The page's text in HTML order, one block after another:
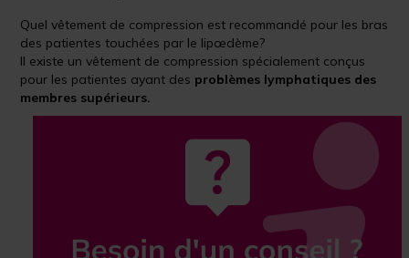
Quel vêtement de compression est recommandé pour les bras
des patientes touchées par le lipœdème?
Il existe un vêtement de compression spécialement conçus
pour les patientes ayant des problèmes lymphatiques des
membres supérieurs.